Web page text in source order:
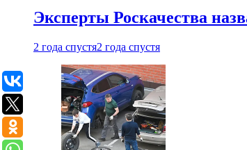
Эксперты Роскачества
2 года спустя2 года спустя